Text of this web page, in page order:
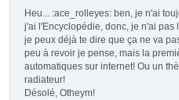
Heu... :ace_rolleyes: ben, je n'ai
j'ai l'Encyclopédie, donc, je n'ai
je peux déjà te dire que ça ne va
peu à revoir je pense, mais la
automatiques sur internet! Ou un
radiateur!
Désolé, Otheym!